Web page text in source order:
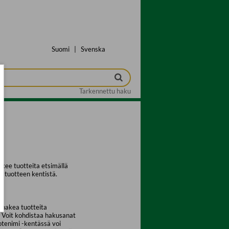
Suomi Svenska
Tarkennettu haku
tuotteita etsimällä
tuotteen kentistä.
hakea tuotteita
kohdistaa hakusanat
-kentässä voi